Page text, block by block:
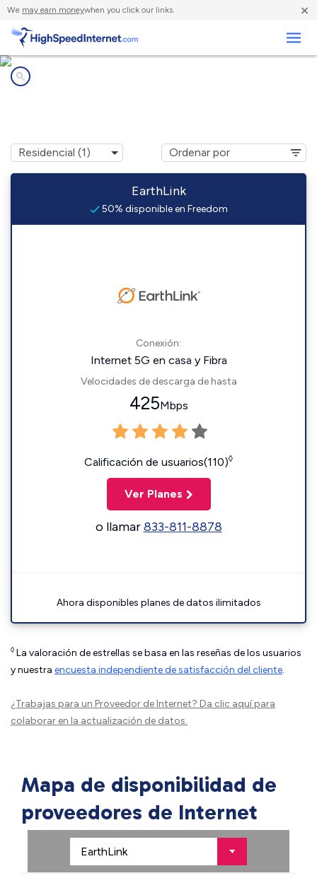
We may earn moneywhen you click our links. ×
EarthLink
50% disponible en Freedom
Conexión:
Internet 5G en casa y Fibra
Velocidades de descarga de hasta
425Mbps
Calificación de usuarios(110)◊
Ver Planes
o llamar833-811-8878
Ahora disponibles planes de datos ilimitados
◊ La valoración de estrellas se basa en las reseñas de los usuarios
y nuestra encuesta independiente de satisfacción del cliente.
¿Trabajas para un Proveedor de Internet? Da clic aquípara
colaborar en la actualización de datos.
Mapa de disponibilidad de
proveedores de Internet